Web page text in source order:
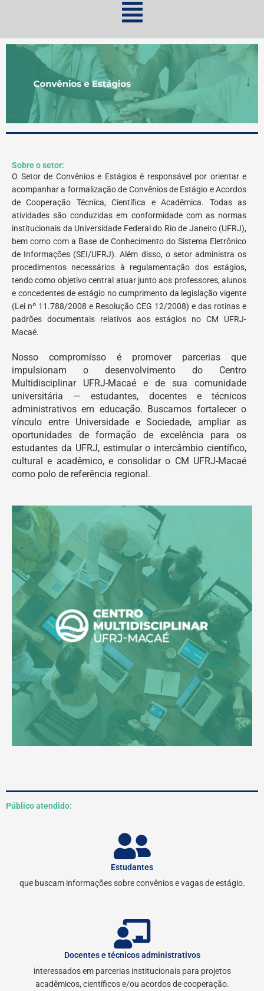
Sobre o setor:
O Setor de Convênios e Estágios é responsável por orientar e
acompanhar a formalização de Convênios de Estágio e Acordos
de Cooperação Técnica, Científica e Acadêmica. Todas as
atividades são conduzidas em conformidade com as normas
institucionais da Universidade Federal do Rio de Janeiro (UFRJ),
bem como com a Base de Conhecimento do Sistema Eletrônico
de Informações (SEI/UFRJ). Além disso, o setor administra os
procedimentos necessários à regulamentação dos estágios,
tendo como objetivo central atuar junto aos professores, alunos
e concedentes de estágio no cumprimento da legislação vigente
(Lei nº 11.788/2008 e Resolução CEG 12/2008) e das rotinas e
padrões documentais relativos aos estágios no CM UFRJ-
Macaé.
Nosso compromisso é promover parcerias que
impulsionam o desenvolvimento do Centro
Multidisciplinar UFRJ-Macaé e de sua comunidade
universitária — estudantes, docentes e técnicos
administrativos em educação. Buscamos fortalecer o
vínculo entre Universidade e Sociedade, ampliar as
oportunidades de formação de excelência para os
estudantes da UFRJ, estimular o intercâmbio científico,
cultural e acadêmico, e consolidar o CM UFRJ-Macaé
como polo de referência regional.
Público atendido:
Estudantes
que buscam informações sobre convênios e vagas de estágio.
Docentes e técnicos administrativos
interessados em parcerias institucionais para projetos
acadêmicos, científicos e/ou acordos de cooperação.